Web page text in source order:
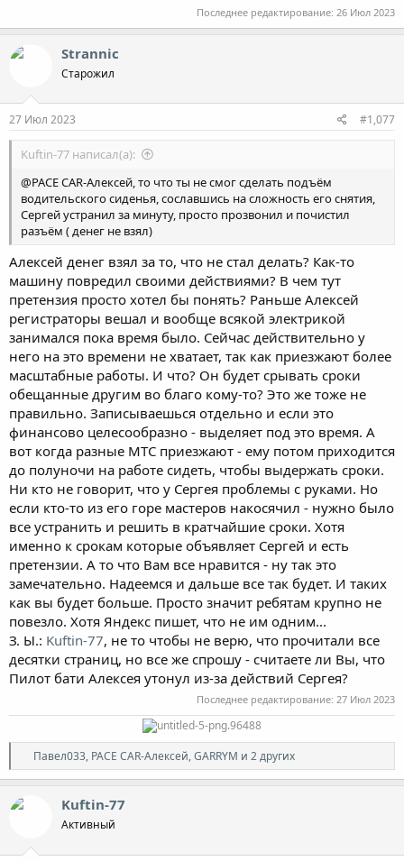
Последнее редактирование: 26 Июл 2023
Strannic
Старожил
27 Июл 2023 #1,077
Kuftin-77 написал(а):
@PACE CAR-Алексей, то что ты не смог сделать подъём
водительского сиденья, сославшись на сложность его снятия,
Сергей устранил за минуту, просто прозвонил и почистил
разъём ( денег не взял)
Алексей денег взял за то, что не стал делать? Как-то
машину повредил своими действиями? В чем тут
претензия просто хотел бы понять? Раньше Алексей
регистраторы вешал и вообще всякой электрикой
занимался пока время было. Сейчас действительно у
него на это времени не хватает, так как приезжают более
масштабные работы. И что? Он будет срывать сроки
обещанные другим во благо кому-то? Это же тоже не
правильно. Записываешься отдельно и если это
финансово целесообразно - выделяет под это время. А
вот когда разные МТС приезжают - ему потом приходится
до полуночи на работе сидеть, чтобы выдержать сроки.
Ни кто не говорит, что у Сергея проблемы с руками. Но
если кто-то из его горе мастеров накосячил - нужно было
все устранить и решить в кратчайшие сроки. Хотя
именно к срокам которые объявляет Сергей и есть
претензии. А то что Вам все нравится - ну так это
замечательно. Надеемся и дальше все так будет. И таких
как вы будет больше. Просто значит ребятам крупно не
повезло. Хотя Яндекс пишет, что не им одним...
З. Ы.: Kuftin-77, не то чтобы не верю, что прочитали все
десятки страниц, но все же спрошу - считаете ли Вы, что
Пилот бати Алексея утонул из-за действий Сергея?
Последнее редактирование: 27 Июл 2023
Р
е
а
:
Павел033, PACE CAR-Алексей,GARRYM и 2 других
Kuftin-77
Активный